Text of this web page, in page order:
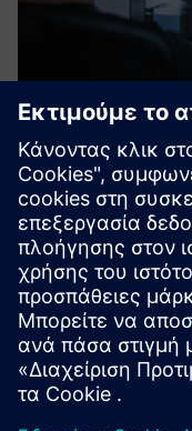
24 VISION
24 VISION offers a
ensures error-free
management. It
a variety of
doo...
Μάθετε